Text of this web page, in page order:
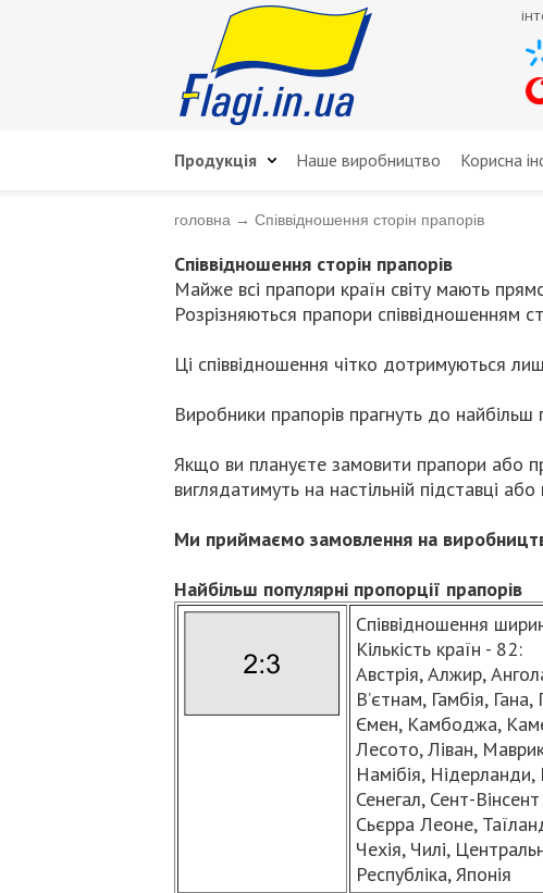
Продукція Наше виробництво Корисна
головна → Співвідношення сторін прапорів
Співвідношення сторін прапорів
Майже всі прапори країн світу мають
Розрізняються прапори співвідношенням
Ці співвідношення чітко дотримуються
Виробники прапорів прагнуть до
Якщо ви плануєте замовити прапори або
виглядатимуть на настільній підставці
Ми приймаємо замовлення на
Найбільш популярні пропорції прапорів
Співвідношення
Кількість країн - 82:
Австрія, Алжир,
В’єтнам, Гамбія, Гана,
Ємен, Камбоджа,
Лесото, Ліван,
Намібія,
Сенегал, Сент-
Сьєрра Леоне,
Чехія, Чилі,
Республіка, Японія